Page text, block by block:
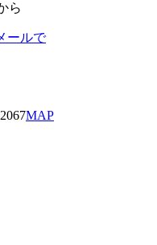
ら
ールで
MAP